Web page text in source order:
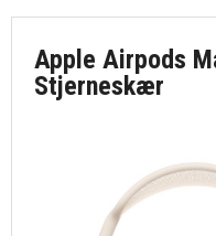
Apple Airpods
Stjerneskær